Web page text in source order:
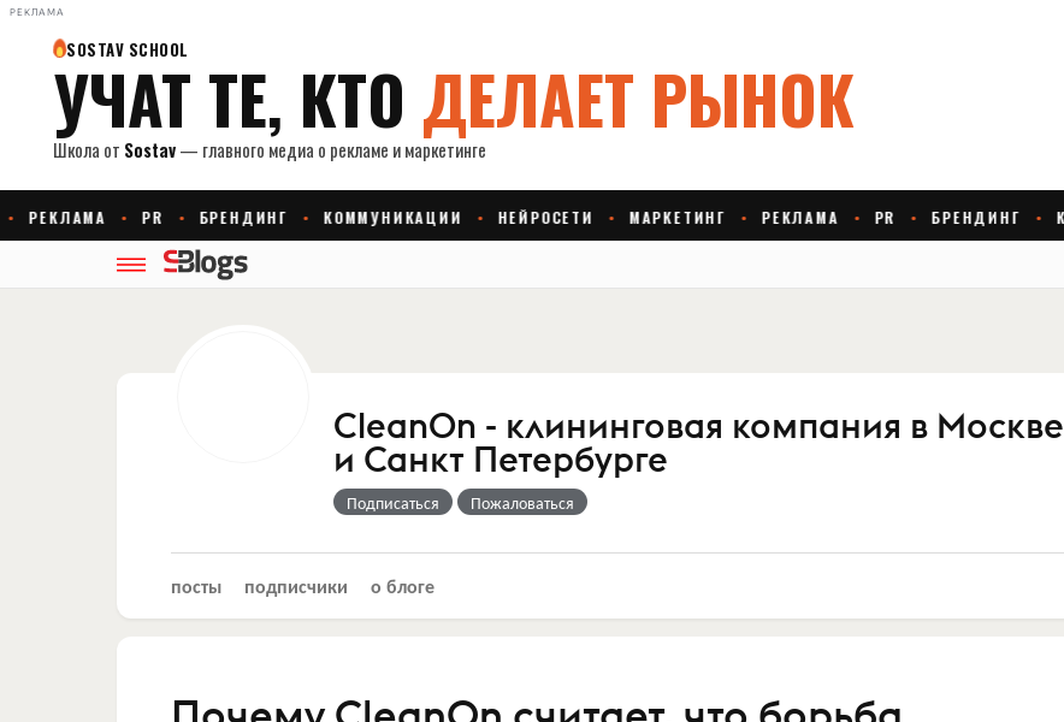
РЕКЛАМА
CleanOn - клининговая компания в Москве
и Санкт Петербурге
Подписаться Пожаловаться
посты подписчики о блоге